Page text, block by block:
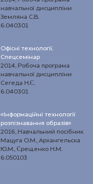
навчальної дисципліни
Земляна С.В.
6.040301
Офісні технології.
Спецсемінар
2014, Робоча програма
навчальної дисципліни
Сегеда Н.Є.
6.040301
«Інформаційні технології
розпізнавання образів»
2016, Навчальний посібник
Мацуга О.М., Архангельска
Ю.М., Єрещенко Н.М.
6.050103